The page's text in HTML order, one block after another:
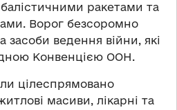
ракетами та
Ворог безсоромно
засоби ведення війни, які
Конвенцією ООН.
цілеспрямовано
масиви, лікарні та